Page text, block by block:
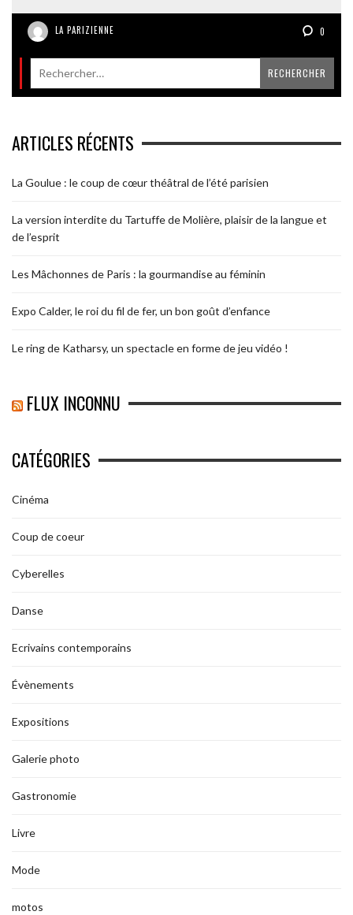
LA PARIZIENNE 0
ARTICLES RÉCENTS
La Goulue : le coup de cœur théâtral de l’été parisien
La version interdite du Tartuffe de Molière, plaisir de la langue et
de l’esprit
Les Mâchonnes de Paris : la gourmandise au féminin
Expo Calder, le roi du fil de fer, un bon goût d’enfance
Le ring de Katharsy, un spectacle en forme de jeu vidéo !
FLUX INCONNU
CATÉGORIES
Cinéma
Coup de coeur
Cyberelles
Danse
Ecrivains contemporains
Évènements
Expositions
Galerie photo
Gastronomie
Livre
Mode
motos